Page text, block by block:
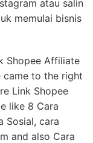
link tersebut
apalagi? Segera
atau salin
memulai bisnis
Affiliate